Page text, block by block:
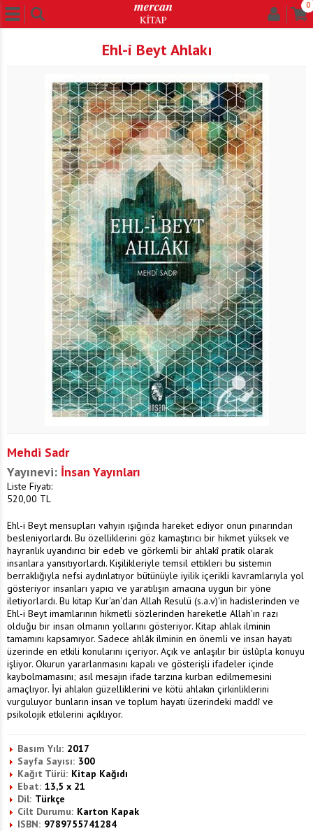
0
Ehl-i Beyt Ahlakı
Mehdi Sadr
Yayınevi: İnsan Yayınları
Liste Fiyatı:
520,00 TL
Ehl-i Beyt mensupları vahyin ışığında hareket ediyor onun pınarından
besleniyorlardı. Bu özelliklerini göz kamaştırıcı bir hikmet yüksek ve
hayranlık uyandırıcı bir edeb ve görkemli bir ahlakî pratik olarak
insanlara yansıtıyorlardı. Kişilikleriyle temsil ettikleri bu sistemin
berraklığıyla nefsi aydınlatıyor bütünüyle iyilik içerikli kavramlarıyla yol
gösteriyor insanları yapıcı ve yaratılışın amacına uygun bir yöne
iletiyorlardı. Bu kitap Kur'an'dan Allah Resulü (s.a.v)'in hadislerinden ve
Ehl-i Beyt imamlarının hikmetli sözlerinden hareketle Allah'ın razı
olduğu bir insan olmanın yollarını gösteriyor. Kitap ahlak ilminin
tamamını kapsamıyor. Sadece ahlâk ilminin en önemli ve insan hayatı
üzerinde en etkili konularını içeriyor. Açık ve anlaşılır bir üslûpla konuyu
işliyor. Okurun yararlanmasını kapalı ve gösterişli ifadeler içinde
kaybolmamasını; asıl mesajın ifade tarzına kurban edilmemesini
amaçlıyor. İyi ahlakın güzelliklerini ve kötü ahlakın çirkinliklerini
vurguluyor bunların insan ve toplum hayatı üzerindeki maddî ve
psikolojik etkilerini açıklıyor.
Basım Yılı: 2017
Sayfa Sayısı: 300
Kağıt Türü: Kitap Kağıdı
Ebat: 13,5 x 21
Dil: Türkçe
Cilt Durumu: Karton Kapak
ISBN: 9789755741284